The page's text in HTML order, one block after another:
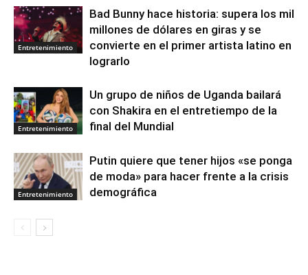
Entretenimiento
Bad Bunny hace historia: supera los mil
millones de dólares en giras y se
convierte en el primer artista latino en
lograrlo
Entretenimiento
Un grupo de niños de Uganda bailará
con Shakira en el entretiempo de la
final del Mundial
Entretenimiento
Putin quiere que tener hijos «se ponga
de moda» para hacer frente a la crisis
demográfica